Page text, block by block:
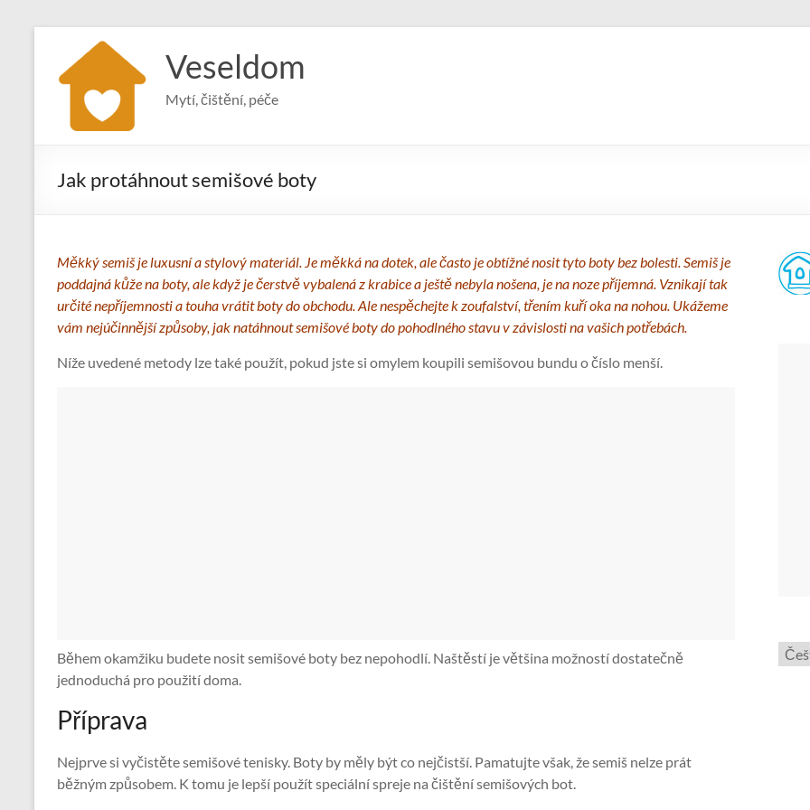
content
Veseldom
Mytí, čištění, péče
Jak protáhnout semišové boty
Měkký semiš je luxusní a stylový materiál. Je měkká na dotek, ale často je obtížné nosit tyto boty bez bolesti. Semiš je
poddajná kůže na boty, ale když je čerstvě vybalená z krabice a ještě nebyla nošena, je na noze příjemná. Vznikají tak
určité nepříjemnosti a touha vrátit boty do obchodu. Ale nespěchejte k zoufalství, třením kuří oka na nohou. Ukážeme
vám nejúčinnější způsoby, jak natáhnout semišové boty do pohodlného stavu v závislosti na vašich potřebách.
Níže uvedené metody lze také použít, pokud jste si omylem koupili semišovou bundu o číslo menší.
Během okamžiku budete nosit semišové boty bez nepohodlí. Naštěstí je většina možností dostatečně
jednoduchá pro použití doma.
Příprava
Nejprve si vyčistěte semišové tenisky. Boty by měly být co nejčistší. Pamatujte však, že semiš nelze prát
běžným způsobem. K tomu je lepší použít speciální spreje na čištění semišových bot.
jazyk